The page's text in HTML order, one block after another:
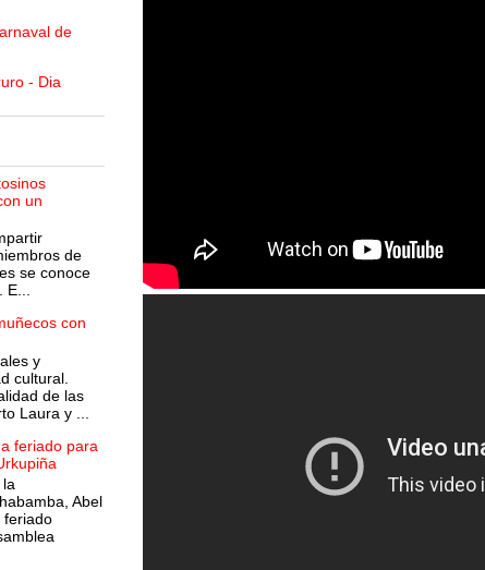
de
- Dia
un
de
se conoce
E...
con
y
cultural.
de las
Laura y ...
feriado para
Abel
feriado